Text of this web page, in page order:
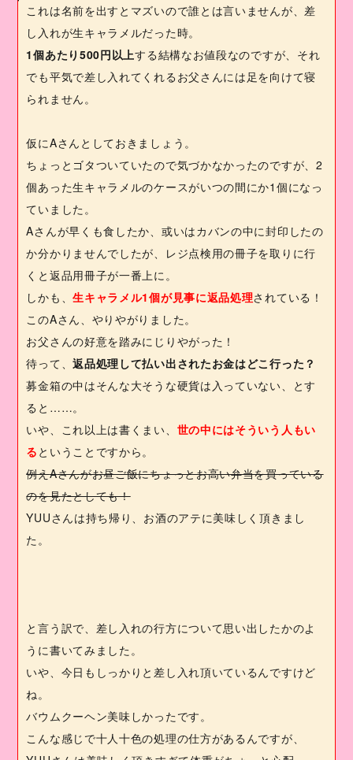
これは名前を出すとマズいので誰とは言いませんが、差
し入れが生キャラメルだった時。
1個あたり 500円以上する結構なお値段なのですが、それ
でも平気で差し入れてくれるお父さんには足を向けて寝
られません。
仮にAさんとしておきましょう。
ちょっとゴタついていたので気づかなかったのですが、 2
個あった生キャラメルのケースがいつの間にか1 個になっ
ていました。
Aさんが早くも食したか、或いはカバンの中に封印したの
か分かりませんでしたが、レジ点検用の冊子を取りに行
くと返品用冊子が一番上に。
しかも、生キャラメル1個が見事に返品処理されている！
このAさん、やりやがりました。
お父さんの好意を踏みにじりやがった！
待って、返品処理して払い出されたお金はどこ行った？
募金箱の中はそんな大そうな硬貨は入っていない、とす
ると……。
いや、これ以上は書くまい、 世の中にはそういう人もい
る ということですから。
例えAさんがお昼ご飯にちょっとお高い弁当を買っている
のを見たとしても！
YUUさんは持ち帰り、お酒のアテに美味しく頂きまし
た。
と言う訳で、差し入れの行方について思い出したかのよ
うに書いてみました。
いや、今日もしっかりと差し入れ頂いているんですけど
ね。
バウムクーヘン美味しかったです。
こんな感じで十人十色の処理の仕方があるんですが、